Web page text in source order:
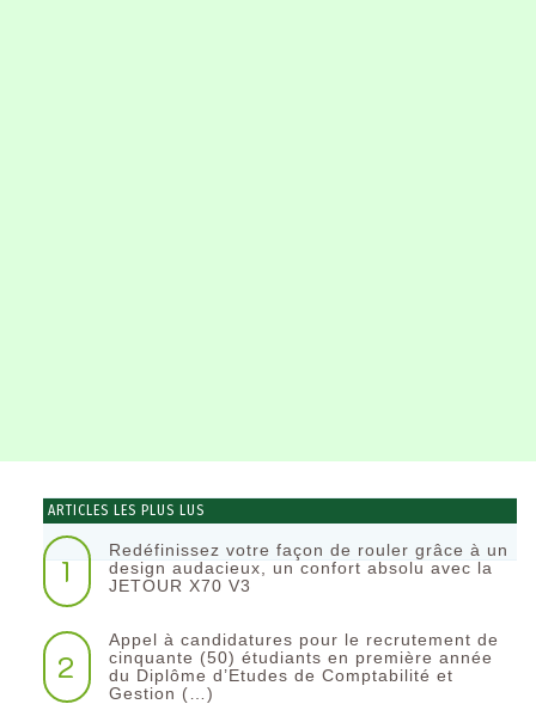
ARTICLES LES PLUS LUS
1
Redéfinissez votre façon de rouler grâce à un
design audacieux, un confort absolu avec la
JETOUR X70 V3
2
Appel à candidatures pour le recrutement de
cinquante (50) étudiants en première année
du Diplôme d’Etudes de Comptabilité et
Gestion (…)